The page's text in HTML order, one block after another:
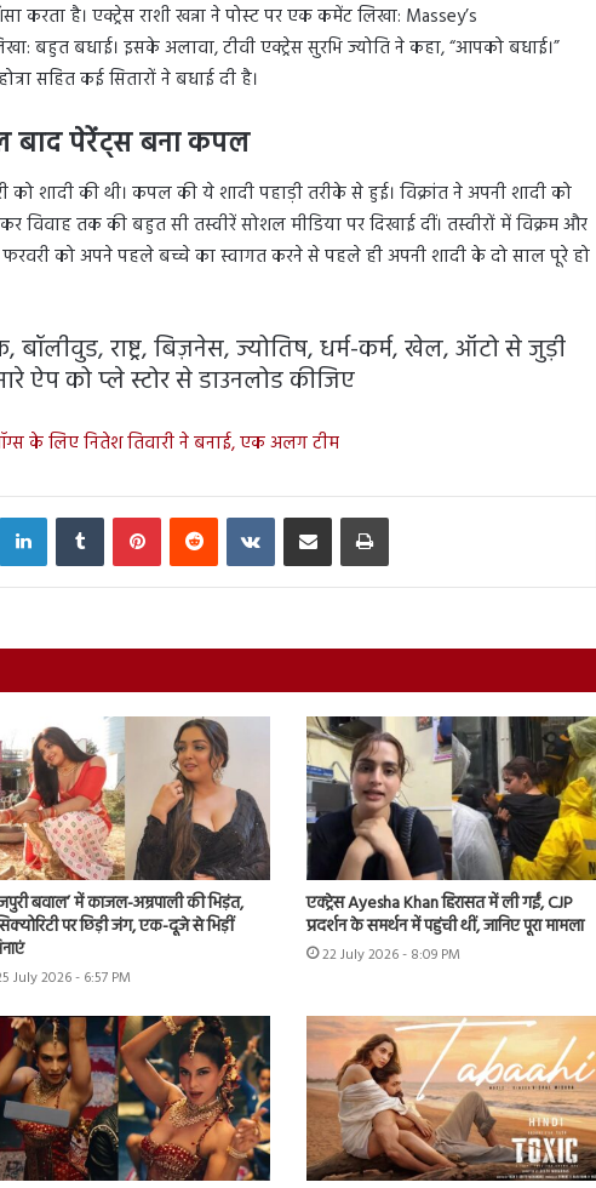
करता है। एक्ट्रेस राशी खन्ना ने पोस्ट पर एक कमेंट लिखा: Massey’s
बहुत बधाई। इसके अलावा, टीवी एक्ट्रेस सुरभि ज्योति ने कहा, “आपको बधाई।”
सहित कई सितारों ने बधाई दी है।
बाद पेरेंट्स बना कपल
शादी की थी। कपल की ये शादी पहाड़ी तरीके से हुई। विक्रांत ने अपनी शादी को
विवाह तक की बहुत सी तस्वीरें सोशल मीडिया पर दिखाई दीं। तस्वीरों में विक्रम और
को अपने पहले बच्चे का स्वागत करने से पहले ही अपनी शादी के दो साल पूरे हो
बॉलीवुड, राष्ट्र, बिज़नेस, ज्योतिष, धर्म-कर्म, खेल, ऑटो से जुड़ी
ऐप को प्ले स्टोर से डाउनलोड कीजिए
के लिए नितेश तिवारी ने बनाई, एक अलग टीम
LinkedInTumblr PinterestReddit VKontakteShare via Email Print
बवाल’ में काजल-अम्रपाली की भिड़ंत,
पर छिड़ी जंग, एक-दूजे से भिड़ीं
July 2026 - 6:57 PM
एक्ट्रेस Ayesha Khan हिरासत में ली गईं, CJP
प्रदर्शन के समर्थन में पहुंची थीं, जानिए पूरा मामला
22 July 2026 - 8:09 PM